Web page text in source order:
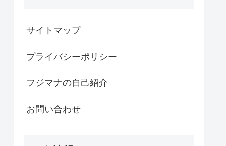
サイトマップ
プライバシーポリシー
フジマナの自己紹介
お問い合わせ